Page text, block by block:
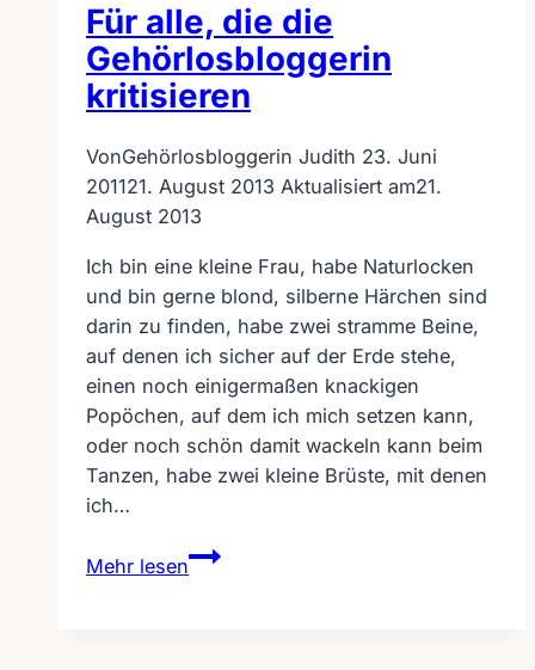
Für alle, die die
Gehörlosbloggerin
kritisieren
VonGehörlosbloggerin Judith 23. Juni
201121. August 2013 Aktualisiert am21.
August 2013
Ich bin eine kleine Frau, habe Naturlocken
und bin gerne blond, silberne Härchen sind
darin zu finden, habe zwei stramme Beine,
auf denen ich sicher auf der Erde stehe,
einen noch einigermaßen knackigen
Popöchen, auf dem ich mich setzen kann,
oder noch schön damit wackeln kann beim
Tanzen, habe zwei kleine Brüste, mit denen
ich…
Mehr lesen
Für
alle,